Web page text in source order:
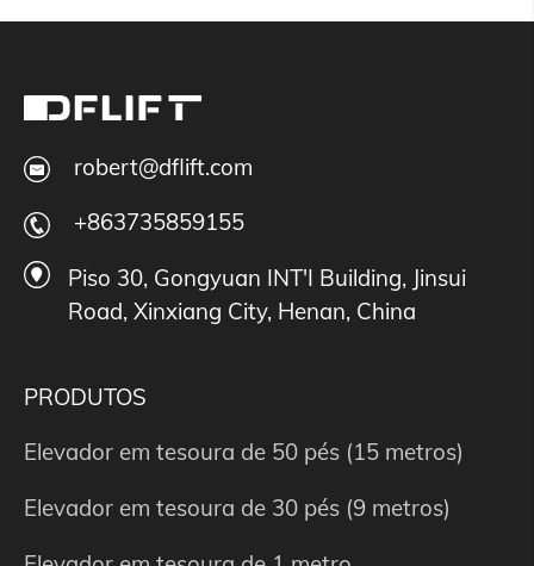
robert@dflift.com
+863735859155
Piso 30, Gongyuan INT'I Building, Jinsui
Road, Xinxiang City, Henan, China
PRODUTOS
Elevador em tesoura de 50 pés (15 metros)
Elevador em tesoura de 30 pés (9 metros)